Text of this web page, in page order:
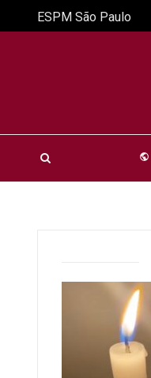
public
ESPM São Paulo